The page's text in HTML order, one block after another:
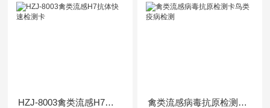
HZJ-8003禽类流感H7抗体快速检测卡 禽类流感病毒抗原检测卡鸟类疫病检测